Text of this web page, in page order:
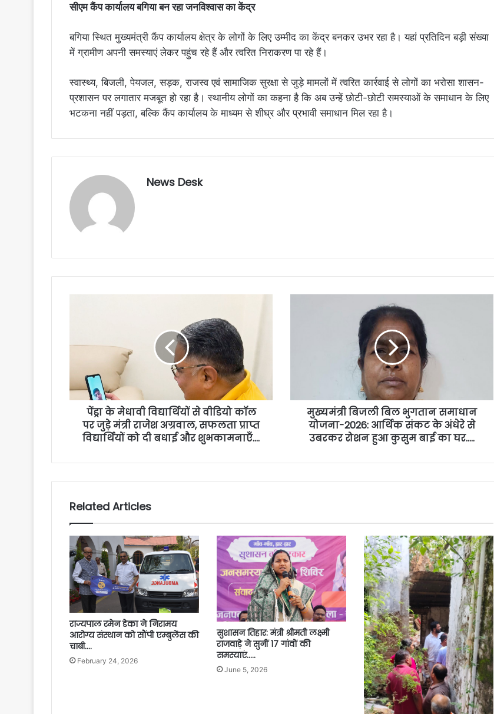
सीएम कैंप कार्यालय बगिया बन रहा जनविश्वास का केंद्र
बगिया स्थित मुख्यमंत्री कैंप कार्यालय क्षेत्र के लोगों के लिए उम्मीद का केंद्र बनकर उभर रहा है। यहां प्रतिदिन बड़ी संख्या
में ग्रामीण अपनी समस्याएं लेकर पहुंच रहे हैं और त्वरित निराकरण पा रहे हैं।
स्वास्थ्य, बिजली, पेयजल, सड़क, राजस्व एवं सामाजिक सुरक्षा से जुड़े मामलों में त्वरित कार्रवाई से लोगों का भरोसा शासन-
प्रशासन पर लगातार मजबूत हो रहा है। स्थानीय लोगों का कहना है कि अब उन्हें छोटी-छोटी समस्याओं के समाधान के लिए
भटकना नहीं पड़ता, बल्कि कैंप कार्यालय के माध्यम से शीघ्र और प्रभावी समाधान मिल रहा है।
News Desk
पेंड्रा के मेधावी विद्यार्थियों से वीडियो कॉल
पर जुड़े मंत्री राजेश अग्रवाल, सफलता प्राप्त
विद्यार्थियों को दी बधाई और शुभकामनाएँ….
मुख्यमंत्री बिजली बिल भुगतान समाधान
योजना-2026: आर्थिक संकट के अंधेरे से
उबरकर रोशन हुआ कुसुम बाई का घर…..
Related Articles
राज्यपाल रमेन डेका ने निरामय
आरोग्य संस्थान को सौंपी एम्बुलेंस की
चाबी….
February 24, 2026
सुशासन तिहार: मंत्री श्रीमती लक्ष्मी
राजवाड़े ने सुनीं 17 गांवों की
समस्याएं…..
June 5, 2026